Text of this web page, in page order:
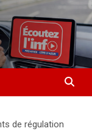
de régulation